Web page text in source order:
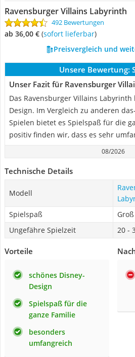
Ravensburger Villains Labyrinth
492 Bewertungen
ab 36,00 € ( Sofort lieferbar)
Preisvergleich und
Unsere Bewertung:
Unser Fazit für Ravensburger
Das Ravensburger Villains
Design. Im Vergleich zu anderen
Spielen bietet es Spielspaß für die
positiv finden wir, dass es sehr
08/2026
Technische Details
Modell
Spielspaß
Groß
Ungefähre Spielzeit
20 -
Vorteile
schönes Disney-
Design
Spielspaß für die
ganze Familie
besonders
umfangreich